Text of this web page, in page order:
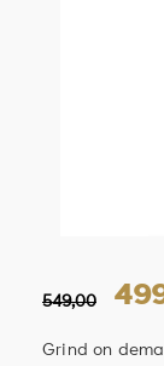
549,00
Grind on